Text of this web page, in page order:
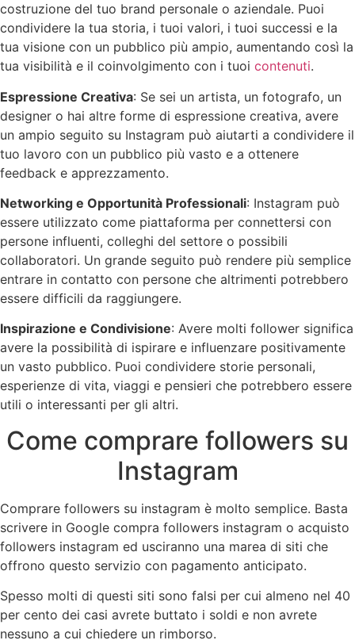
costruzione del tuo brand personale o aziendale. Puoi
condividere la tua storia, i tuoi valori, i tuoi successi e la
tua visione con un pubblico più ampio, aumentando così la
tua visibilità e il coinvolgimento con i tuoi contenuti.
Espressione Creativa: Se sei un artista, un fotografo, un
designer o hai altre forme di espressione creativa, avere
un ampio seguito su Instagram può aiutarti a condividere il
tuo lavoro con un pubblico più vasto e a ottenere
feedback e apprezzamento.
Networking e Opportunità Professionali: Instagram può
essere utilizzato come piattaforma per connettersi con
persone influenti, colleghi del settore o possibili
collaboratori. Un grande seguito può rendere più semplice
entrare in contatto con persone che altrimenti potrebbero
essere difficili da raggiungere.
Inspirazione e Condivisione: Avere molti follower significa
avere la possibilità di ispirare e influenzare positivamente
un vasto pubblico. Puoi condividere storie personali,
esperienze di vita, viaggi e pensieri che potrebbero essere
utili o interessanti per gli altri.
Come comprare followers su
Instagram
Comprare followers su instagram è molto semplice. Basta
scrivere in Google compra followers instagram o acquisto
followers instagram ed usciranno una marea di siti che
offrono questo servizio con pagamento anticipato.
Spesso molti di questi siti sono falsi per cui almeno nel 40
per cento dei casi avrete buttato i soldi e non avrete
nessuno a cui chiedere un rimborso.